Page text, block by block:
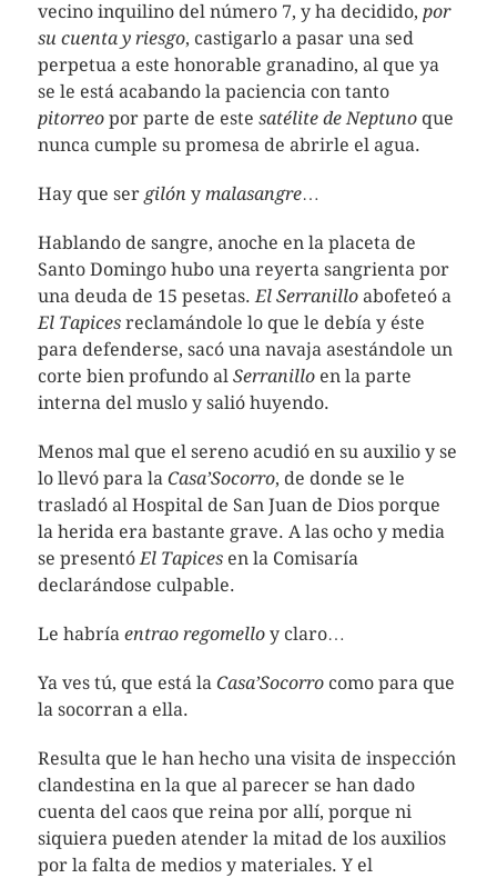
vecino inquilino del número 7, y ha decidido, por
su cuenta y riesgo, castigarlo a pasar una sed
perpetua a este honorable granadino, al que ya
se le está acabando la paciencia con tanto
pitorreopor parte de este satélite de Neptunoque
nunca cumple su promesa de abrirle el agua.
Hay que ser gilón y malasangre…
Hablando de sangre, anoche en la placeta de
Santo Domingo hubo una reyerta sangrienta por
una deuda de 15 pesetas.El Serranilloabofeteó a
El Tapices reclamándole lo que le debía y éste
para defenderse, sacó una navaja asestándole un
corte bien profundo al Serranilloen la parte
interna del muslo y salió huyendo.
Menos mal que el sereno acudió en su auxilio y se
lo llevó para la Casa’Socorro, de donde se le
trasladó al Hospital de San Juan de Dios porque
la herida era bastante grave. A las ocho y media
se presentóEl Tapicesen la Comisaría
declarándose culpable.
Le habría entrao regomelloy claro…
Ya ves tú, que está la Casa’Socorrocomo para que
la socorran a ella.
Resulta que le han hecho una visita de inspección
clandestina en la que al parecer se han dado
cuenta del caos que reina por allí, porque ni
siquiera pueden atender la mitad de los auxilios
por la falta de medios y materiales. Y el